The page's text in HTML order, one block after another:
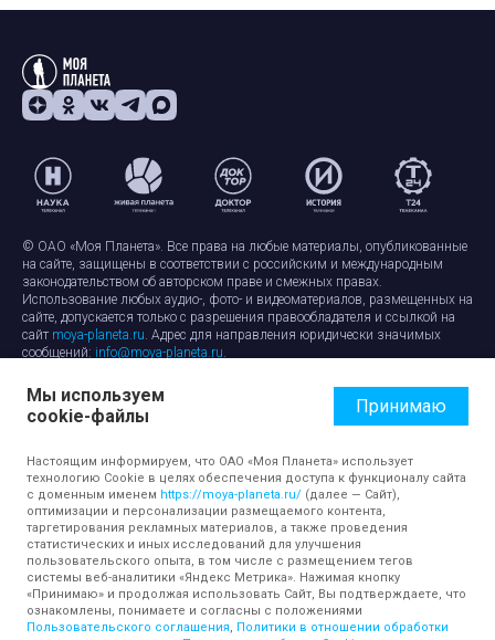
© ОАО «Моя Планета». Все права на любые материалы, опубликованные
на сайте, защищены в соответствии с российским и международным
законодательством об авторском праве и смежных правах.
Использование любых аудио-, фото- и видеоматериалов, размещенных на
сайте, допускается только с разрешения правообладателя и ссылкой на
сайт moya-planeta.ru. Адрес для направления юридически значимых
сообщений: info@moya-planeta.ru.
Правила сайтаРабота с cookie-файлами
Защита персональных данных
Обработка персональных данных
Мы используем
cookie-файлы
Принимаю
Настоящим информируем, что ОАО «Моя Планета» использует
технологию Cookie в целях обеспечения доступа к функционалу сайта
с доменным именем https://moya-planeta.ru/ (далее — Сайт),
оптимизации и персонализации размещаемого контента,
таргетирования рекламных материалов, а также проведения
статистических и иных исследований для улучшения
пользовательского опыта, в том числе с размещением тегов
системы веб-аналитики «Яндекс Метрика». Нажимая кнопку
«Принимаю» и продолжая использовать Сайт, Вы подтверждаете, что
ознакомлены, понимаете и согласны с положениями
Пользовательского соглашения, Политики в отношении обработки